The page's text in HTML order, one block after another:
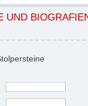
UND